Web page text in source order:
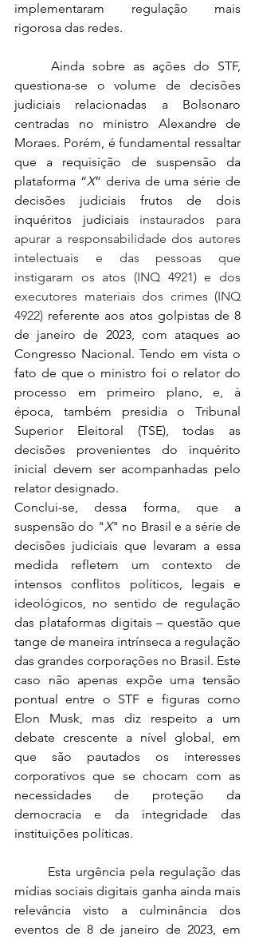
implementaram regulação mais
rigorosa das redes.
questiona-se o volume de decisões
judiciais relacionadas a Bolsonaro
centradas no ministro Alexandre de
Moraes. Porém, é fundamental ressaltar
que a requisição de suspensão da
plataforma “X” deriva de uma série de
decisões judiciais frutos de dois
inquéritos judiciais instaurados para
apurar a responsabilidade dos autores
intelectuais e das pessoas que
instigaram os atos (INQ 4921) e dos
executores materiais dos crimes (INQ
4922) referente aos atos golpistas de 8
de janeiro de 2023, com ataques ao
Congresso Nacional. Tendo em vista o
fato de que o ministro foi o relator do
processo em primeiro plano, e, à
época, também presidia o Tribunal
Superior Eleitoral (TSE), todas as
decisões provenientes do inquérito
inicial devem ser acompanhadas pelo
relator designado.
Conclui-se, dessa forma, que a
suspensão do "X" no Brasil e a série de
decisões judiciais que levaram a essa
medida refletem um contexto de
intensos conflitos políticos, legais e
ideológicos, no sentido de regulação
das plataformas digitais – questão que
tange de maneira intrínseca a regulação
das grandes corporações no Brasil. Este
caso não apenas expõe uma tensão
pontual entre o STF e figuras como
Elon Musk, mas diz respeito a um
debate crescente a nível global, em
que são pautados os interesses
corporativos que se chocam com as
necessidades de proteção da
democracia e da integridade das
instituições políticas.
mídias sociais digitais ganha ainda mais
relevância visto a culminância dos
eventos de 8 de janeiro de 2023, em